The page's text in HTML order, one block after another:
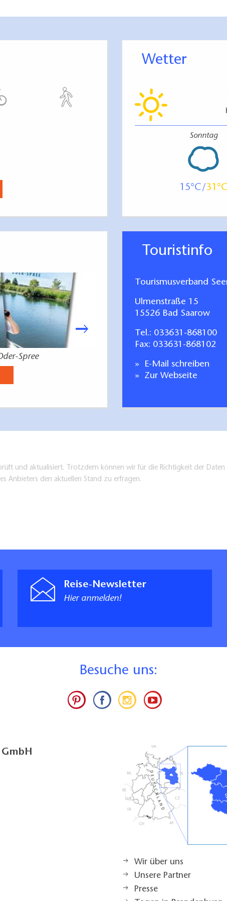
Sees wurden in den 1960er Jahren zu
kann sich für die Rückfahrt stärken.
Heimathafen bei Uwe, SATAMA Sauna Resort &
Surf & Fun, Freizeitpark Wendisch Rietz
Spree-Dahme-Gewässer, Landesvermessung BB, 1:
3-749-040490, 6,00 Euro
Märkische und Berliner Gewässer, Kompass-
ISBN 978-3-85026-283-5, 16,95 Euro
Wetter
Sonntag
15 31
Spree
Jetzt
Touristinfo
Tourismusverband
Ulmenstraße 15
15526 Bad Saarow
Tel.: 033631-868100
Fax: 033631-868102
E-Mail schreiben
Zur Webseite
und aktualisiert. Trotzdem können wir für die Richtigkeit der
Anbieters den aktuellen Stand zu erfragen.
Reise-Newsletter
Hier anmelden!
Besuche uns:
Wir über uns
Unsere Partner
Presse